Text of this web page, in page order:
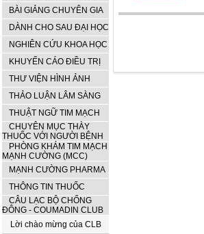
BÀI GIẢNG CHUYÊN GIA
DÀNH CHO SAU ĐẠI HỌC
NGHIÊN CỨU KHOA HỌC
KHUYẾN CÁO ĐIỀU TRỊ
THƯ VIỆN HÌNH ẢNH
THẢO LUẬN LÂM SÀNG
THUẬT NGỮ TIM MẠCH
CHUYÊN MỤC THÀY
THUỐC VỚI NGƯỜI BỆNH
PHÒNG KHÁM TIM MẠCH
MẠNH CƯỜNG (MCC)
MẠNH CƯỜNG PHARMA
THÔNG TIN THUỐC
CÂU LẠC BỘ CHỐNG
ĐÔNG - COUMADIN CLUB
Lời chào mừng của CLB